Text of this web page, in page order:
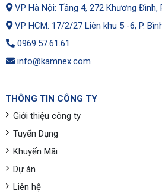
VP Hà Nội: Tầng 4, 272 Khương Đình,
VP HCM: 17/2/27 Liên khu 5 -6, P.
0969.57.61.61
info@kamnex.com
THÔNG TIN CÔNG TY
Giới thiệu công ty
Tuyển Dụng
Khuyến Mãi
Dự án
Liên hệ